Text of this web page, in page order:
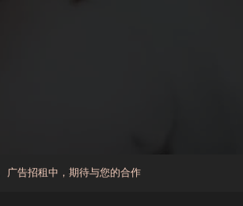
广告招租中，期待与您的合作